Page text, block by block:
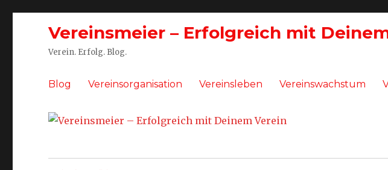
Vereinsmeier – Erfolgreich mit
Verein. Erfolg. Blog.
Blog Vereinsorganisation Vereinsleben Vereinswachstum